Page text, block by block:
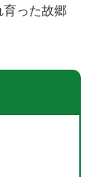
育った故郷